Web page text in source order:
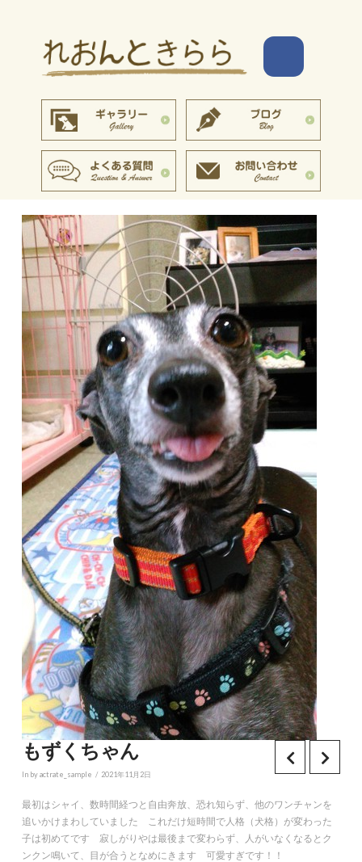
もずくちゃん
In by actrate_sample 2021年11月2日
最初はシャイ、数時間経つと自由奔放、恐れ知らず、他のワンチャンを
追いかけまわしていました これだけ短時間で人格（犬格）が変わった
子は初めてです 寂しがりやは最後まで変わらず、人がいなくなるとク
ンクン鳴いて、目が合うとなめにきます 可愛すぎです！！